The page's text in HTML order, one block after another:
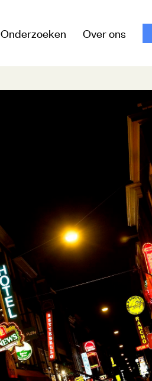
Onderzoeken Over ons